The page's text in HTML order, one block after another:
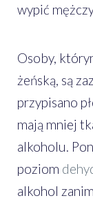
wypić
Osoby,
żeńską, są
przypisano
mają mniej
alkoholu.
poziom
alkohol